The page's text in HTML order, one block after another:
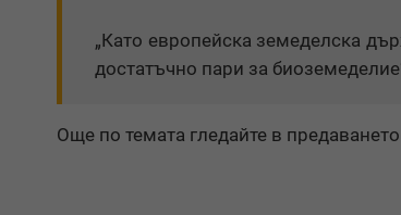
„Като европейска земеделска
достатъчно пари за
Още по темата гледайте в предаването